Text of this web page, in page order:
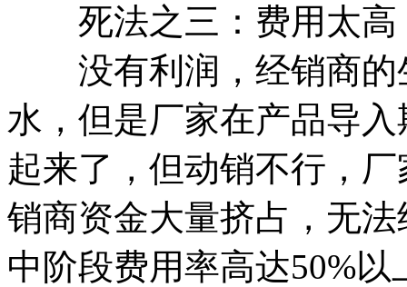
死法之三：费用太高
没有利润，经销商的
水，但是厂家在产品导
起来了，但动销不行，
销商资金大量挤占，无
中阶段费用率高达50%